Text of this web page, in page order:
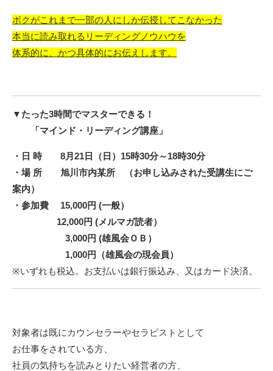
ボクがこれまで一部の人にしか伝授してこなかった
本当に読み取れるリーディングノウハウを
体系的に、かつ具体的にお伝えします。
▼たった3時間でマスターできる！
「マインド・リーディング講座」
・日 時 8月21日（日）15時30分～18時30分
・場 所 旭川市内某所 （お申し込みされた受講生にご
案内）
・参加費 15,000円 (一般）
12,000円 (メルマガ読者）
3,000円 (雄風会ＯＢ）
1,000円（雄風会の現会員）
※いずれも税込。お支払いは銀行振込み、又はカード決済。
対象者は既にカウンセラーやセラピストとして
お仕事をされている方、
社員の気持ちを読みとりたい経営者の方、